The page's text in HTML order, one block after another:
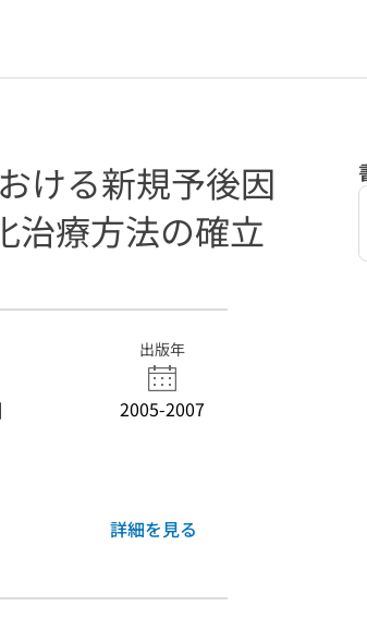
ける新規予後因
治療方法の確立
出版年
2005-2007
詳細を見る